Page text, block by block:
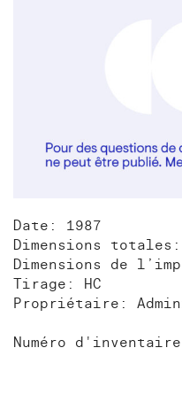
Date: 1987
Dimensions
Dimensions de
Tirage: HC
Propriétaire:
Numéro